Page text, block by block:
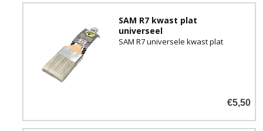
SAM R7 kwast plat
universeel
SAM R7 universele kwast plat
€5,50